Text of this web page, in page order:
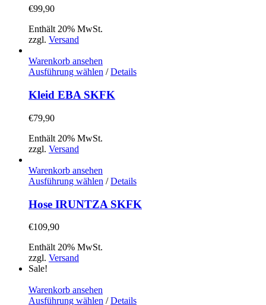
der
gewählt
werden
€99,90
Enthält 20% MwSt.
zzgl. Versand
Warenkorb ansehen
Ausführung wählen Dieses
weist
mehrere
der
Produktseite
gewählt
werden
/ Details
Kleid EBA SKFK
€79,90
Enthält 20% MwSt.
zzgl. Versand
Warenkorb ansehen
Ausführung wählen Dieses
weist
mehrere
Produktseite
/ Details
Hose IRUNTZA SKFK
€109,90
Enthält 20% MwSt.
zzgl. Versand
Sale!
Warenkorb ansehen
Ausführung wählen Dieses
/ Details